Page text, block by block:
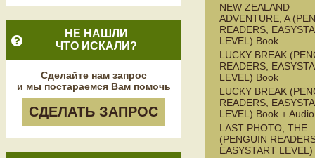
НЕ НАШЛИ
ЧТО ИСКАЛИ?
Сделайте нам запрос
и мы постараемся Вам помочь
СДЕЛАТЬ ЗАПРОС
NEW ZEALAND
ADVENTURE, A
READERS,
LEVEL) Book
LUCKY BREAK
READERS,
LEVEL) Book
LUCKY BREAK
READERS,
LEVEL) Book +
LAST PHOTO, THE
(PENGUIN
EASYSTART